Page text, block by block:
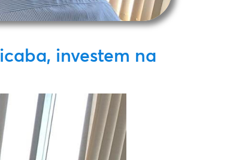
investem na